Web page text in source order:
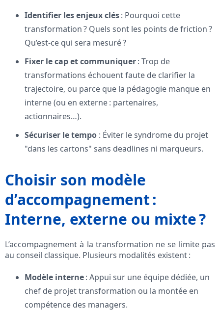
Identifier les enjeux clés: Pourquoi cette
transformation ? Quels sont les points de friction ?
Qu’est-ce qui sera mesuré ?
Fixer le cap et communiquer: Trop de
transformations échouent faute de clarifier la
trajectoire, ou parce que la pédagogie manque en
interne (ou en externe : partenaires,
actionnaires…).
Sécuriser le tempo : Éviter le syndrome du projet
"dans les cartons" sans deadlines ni marqueurs.
Choisir son modèle
d’accompagnement :
Interne, externe ou mixte ?
L’accompagnement à la transformation ne se limite pas
au conseil classique. Plusieurs modalités existent :
Modèle interne: Appui sur une équipe dédiée, un
chef de projet transformation ou la montée en
compétence des managers.